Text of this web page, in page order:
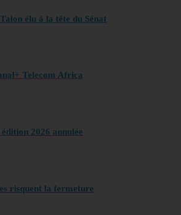
élu à la tête du Sénat
Telecom Africa
2026 annulée
risquent la fermeture